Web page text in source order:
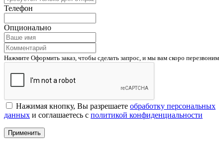
Телефон
Опционально
Нажмите Оформить заказ, чтобы сделать запрос, и мы вам скоро перезвоним
Нажимая кнопку, Вы разрешаете обработку персональных
данных и соглашаетесь с политикой конфиденциальности
Применить